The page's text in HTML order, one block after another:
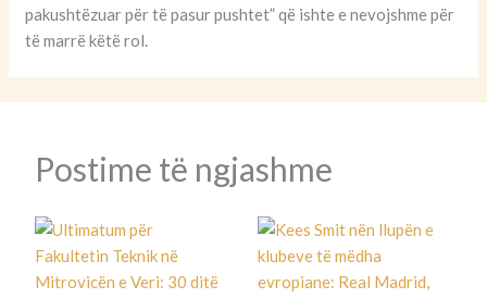
pakushtëzuar për të pasur pushtet” që ishte e nevojshme për
të marrë këtë rol.
Postime të ngjashme